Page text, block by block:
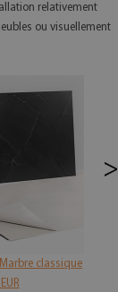
relativement
ou visuellement
classique
>